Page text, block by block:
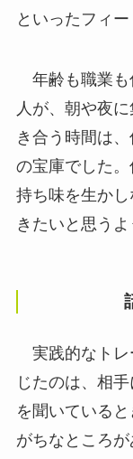
といったフィー
年齢も職業も
人が、朝や夜
き合う時間は
の宝庫でした
持ち味を生か
きたいと思うよ
実践的なトレ
じたのは、相
を聞いている
がちなところ